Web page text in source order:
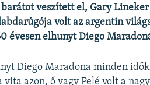
veszített el, Gary
volt az argentin
évesen elhunyt Diego
Diego Maradona minden
azon, ő vagy Pelé volt a